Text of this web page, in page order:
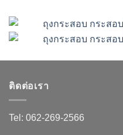
ติดต่อเรา
Tel: 062-269-2566